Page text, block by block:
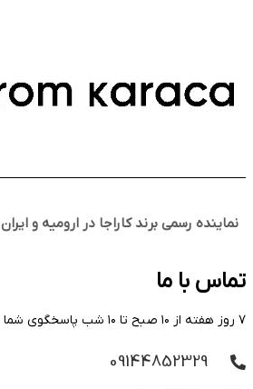
نماینده رسمی برند کاراجا در ارومیه و ایران
تماس با ما
۷ روز هفته از ۱۰ صبح تا ۱۰ شب پاسخگوی شما عزیزان هستیم
09144852329